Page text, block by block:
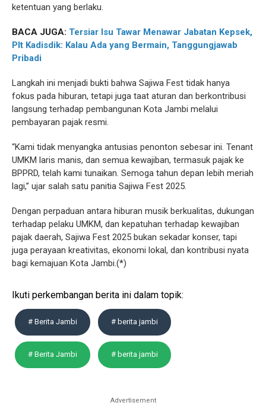
ketentuan yang berlaku.
BACA JUGA: Tersiar Isu Tawar Menawar Jabatan Kepsek,
Plt Kadisdik: Kalau Ada yang Bermain, Tanggungjawab
Pribadi
Langkah ini menjadi bukti bahwa Sajiwa Fest tidak hanya
fokus pada hiburan, tetapi juga taat aturan dan berkontribusi
langsung terhadap pembangunan Kota Jambi melalui
pembayaran pajak resmi.
“Kami tidak menyangka antusias penonton sebesar ini. Tenant
UMKM laris manis, dan semua kewajiban, termasuk pajak ke
BPPRD, telah kami tunaikan. Semoga tahun depan lebih meriah
lagi,” ujar salah satu panitia Sajiwa Fest 2025.
Dengan perpaduan antara hiburan musik berkualitas, dukungan
terhadap pelaku UMKM, dan kepatuhan terhadap kewajiban
pajak daerah, Sajiwa Fest 2025 bukan sekadar konser, tapi
juga perayaan kreativitas, ekonomi lokal, dan kontribusi nyata
bagi kemajuan Kota Jambi.(*)
Ikuti perkembangan berita ini dalam topik:
# Berita Jambi # berita jambi
# Berita Jambi # berita jambi
Advertisement